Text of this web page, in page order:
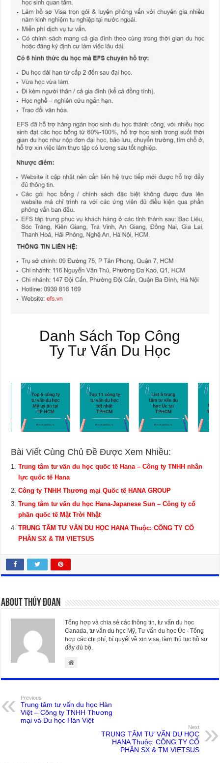
Danh Sách Top Công
Ty Tư Vấn Du Học
Bài Viết Cùng Chủ Đề Được Xem Nhiều:
Trung tâm tư vấn du học quốc tế Hana – Công ty TNHH nhân
lực quốc tế Hana
Công ty TNHH Thương mại Quốc tế HANA GROUP
Trung tâm tư vấn du học Hana-Japanese Sun – Công ty cổ
phần quốc tế Mặt Trời Nhật
TRUNG TÂM TƯ VẤN DU HỌC HANA Thuộc: CÔNG TY CỔ
PHẦN SX & TM VIETSUS
About Thúy Đoan
Tổng hợp và chia sẻ các thông tin, tư vấn du học
Canada, tư vấn du học Mỹ, Tư vấn du học Úc - Tổng
hợp các chi phí, bí quyết về xin visa, làm thủ tục hồ sơ
đầy đủ bộ.
Previous
Trung tâm tư vấn du học Hàn
Việt – Công ty TNHH Thương
mại và Du học Hàn Việt
Next
TRUNG TÂM TƯ VẤN DU HỌC
HANA Thuộc: CÔNG TY CỔ
PHẦN SX & TM VIETSUS